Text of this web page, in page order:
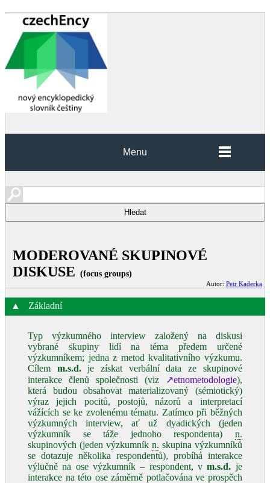
Menu
MODEROVANÉ SKUPINOVÉ
DISKUSE (focus groups)
Autor: Petr Kaderka
▲ Základní
Typ výzkumného interview založený na diskusi
vybrané skupiny lidí na téma předem určené
výzkumníkem; jedna z metod kvalitativního výzkumu.
Cílem m.s.d.je získat verbální data ze skupinové
interakce členů společnosti (viz
↗etnometodologie),
která budou obsahovat materializovaný (sémiotický)
výraz jejich pocitů, postojů, názorů a interpretací
vážících se ke zvolenému tématu. Zatímco při běžných
výzkumných interview, ať už dyadických (jeden
výzkumník se táže jednoho respondenta) n.
skupinových (jeden výzkumník n. skupina výzkumníků
se dotazuje několika respondentů), probíhá interakce
výlučně na ose výzkumník – respondent, vm.s.d. je
interakce na této ose záměrně potlačována ve prospěch